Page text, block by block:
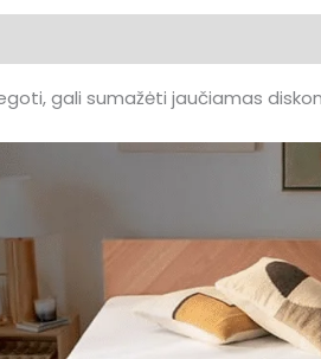
gali sumažėti jaučiamas